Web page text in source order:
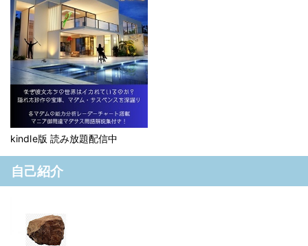
kindle版 読み放題配信中
自己紹介